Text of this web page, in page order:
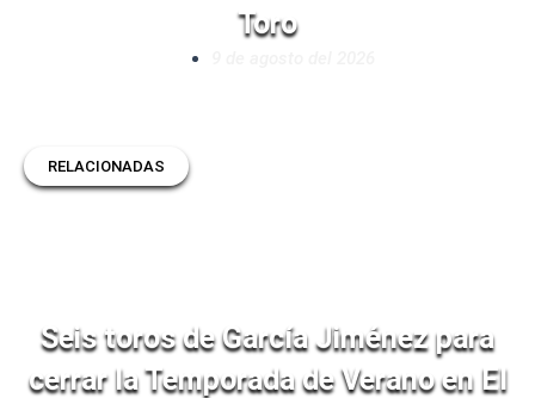
Toro
RELACIONADAS
Seis toros de García Jiménez para
cerrar la Temporada de Verano en El